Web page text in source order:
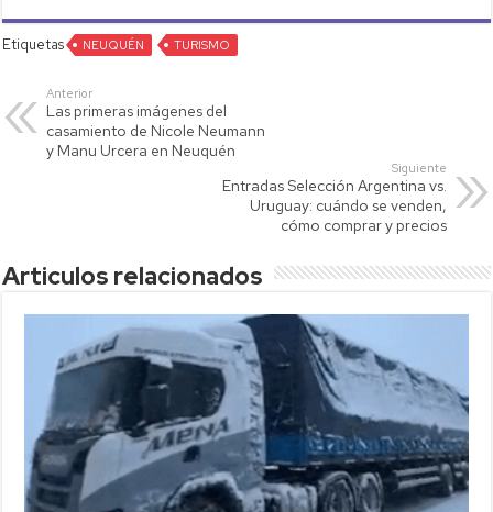
at
s
A
p
p
tt
er
p
y
Li
nk
ail m
tir
Etiquetas NEUQUÉN TURISMO
Anterior
Las primeras imágenes del
casamiento de Nicole Neumann
y Manu Urcera en Neuquén
Siguiente
Entradas Selección Argentina vs.
Uruguay: cuándo se venden,
cómo comprar y precios
Articulos relacionados